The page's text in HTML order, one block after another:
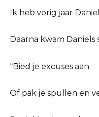
Ik heb vorig jaar
Daarna kwam Daniels
“Bied je excuses aan.
Of pak je spullen en